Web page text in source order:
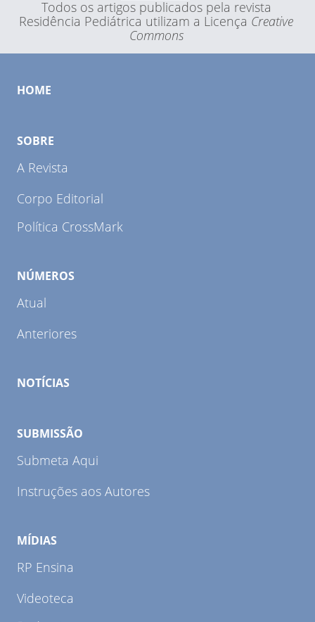
Todos os artigos publicados pela revista
Residência Pediátrica utilizam a Licença Creative
Commons
HOME
SOBRE
A Revista
Corpo Editorial
Política CrossMark
NÚMEROS
Atual
Anteriores
NOTÍCIAS
SUBMISSÃO
Submeta Aqui
Instruções aos Autores
MÍDIAS
RP Ensina
Videoteca